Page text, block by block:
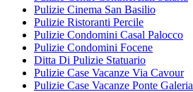
Pulizie Cinema San Basilio
Pulizie Ristoranti Percile
Pulizie Condomini Casal Palocco
Pulizie Condomini Focene
Ditta Di Pulizie Statuario
Pulizie Case Vacanze Via Cavour
Pulizie Case Vacanze Ponte Galeria